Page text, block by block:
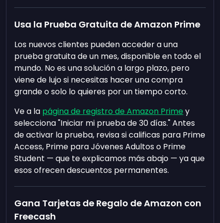
Usa la Prueba Gratuita de Amazon Prime
Los nuevos clientes pueden acceder a una
prueba gratuita de un mes, disponible en todo el
mundo. No es una solución a largo plazo, pero
viene de lujo si necesitas hacer una compra
grande o solo lo quieres por un tiempo corto.
Ve a la página de registro de Amazon Prime y
selecciona "Iniciar mi prueba de 30 días." Antes
de activar la prueba, revisa si calificas para Prime
Access, Prime para Jóvenes Adultos o Prime
Student — que te explicamos más abajo — ya que
esos ofrecen descuentos permanentes.
Gana Tarjetas de Regalo de Amazon con
Freecash